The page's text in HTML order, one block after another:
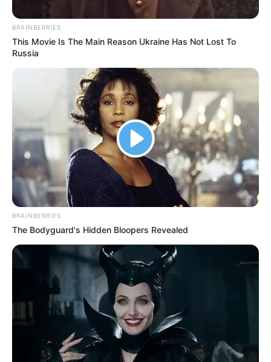
BRAINBERRIES
This Movie Is The Main Reason Ukraine Has Not Lost To
Russia
BRAINBERRIES
The Bodyguard's Hidden Bloopers Revealed